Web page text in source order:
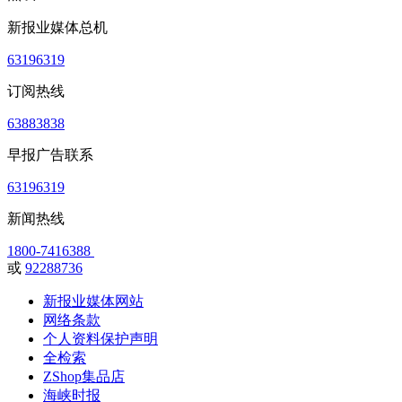
新报业媒体总机
63196319
订阅热线
63883838
早报广告联系
63196319
新闻热线
1800-7416388
或 92288736
新报业媒体网站
网络条款
个人资料保护声明
全检索
ZShop集品店
海峡时报